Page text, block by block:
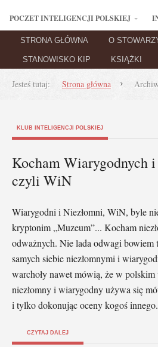
POCZET INTELIGENCJI POLSKIEJ
STRONA GŁÓWNA O
STANOWISKO KIP KSIĄŻKI
Jesteś tutaj: Strona główna
KLUB INTELIGENCJI POLSKIEJ
Kocham Wiarygodnych
czyli WiN
Wiarygodni i Niezłomni, WiN, byle
kryptonim „Muzeum”... Kocham
odważnych. Nie lada odwagi bowiem
samych siebie niezłomnymi i
warchoły nawet mówią, że w polskim
niezłomny i wiarygodny używa się
i tylko dokonując oceny kogoś
CZYTAJ DALEJ